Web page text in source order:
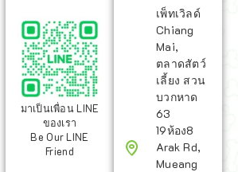
มาเป็นเพื่อน LINE
ของเรา
Be Our LINE
Friend
เพ็ทเวิลด์
Chiang
Mai,
ตลาดสัตว์
เลี้ยง สวน
บวกหาด
63
19ห้อง8
Arak Rd,
Mueang